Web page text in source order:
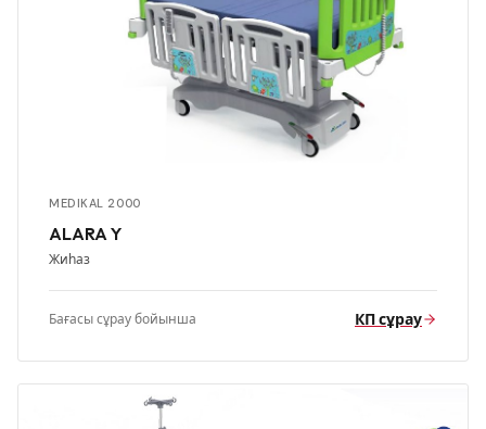
MEDIKAL 2000
ALARA Y
Жиһаз
Бағасы сұрау бойынша КП сұрау